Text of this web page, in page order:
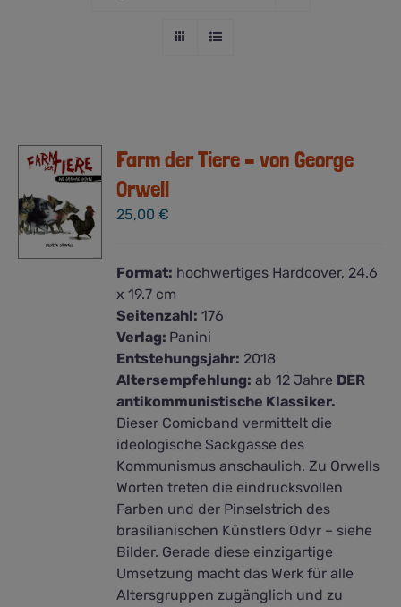
Farm der Tiere – von George
Orwell
25,00€
Format: hochwertiges Hardcover, 24.6
x 19.7 cm
Seitenzahl: 176
Verlag: Panini
Entstehungsjahr: 2018
Altersempfehlung: ab 12 Jahre DER
antikommunistische Klassiker.
Dieser Comicband vermittelt die
ideologische Sackgasse des
Kommunismus anschaulich. Zu Orwells
Worten treten die eindrucksvollen
Farben und der Pinselstrich des
brasilianischen Künstlers Odyr – siehe
Bilder. Gerade diese einzigartige
Umsetzung macht das Werk für alle
Altersgruppen zugänglich und zu